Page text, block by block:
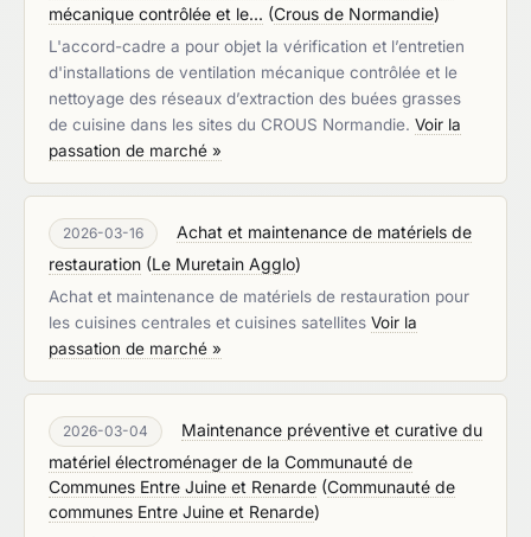
mécanique contrôlée et le... (Crous de Normandie)
L'accord-cadre a pour objet la vérification et l’entretien
d'installations de ventilation mécanique contrôlée et le
nettoyage des réseaux d’extraction des buées grasses
de cuisine dans les sites du CROUS Normandie. Voir la
passation de marché »
2026-03-16
Achat et maintenance de matériels de
restauration (Le Muretain Agglo)
Achat et maintenance de matériels de restauration pour
les cuisines centrales et cuisines satellites Voir la
passation de marché »
2026-03-04
Maintenance préventive et curative du
matériel électroménager de la Communauté de
Communes Entre Juine et Renarde (Communauté de
communes Entre Juine et Renarde)